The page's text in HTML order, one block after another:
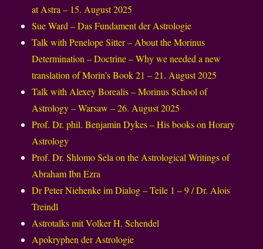
at Astra – 15. August 2025
Sue Ward – Das Fundament der Astrologie
Talk with Penelope Sitter – About the Morinus
Determination – Doctrine – Why we needed a new
translation of Morin’s Book 21 – 21. August 2025
Talk with Alexey Borealis – Morinus School of
Astrology – Warsaw – 26. August 2025
Prof. Dr. phil. Benjamin Dykes – His books on Horary
Astrology
Prof. Dr. Shlomo Sela on the Astrological Writings of
Abraham Ibn Ezra
Dr Peter Niehenke im Dialog – Teile 1 – 9 / Dr. Alois
Treindl
Astrotalks mit Volker H. Schendel
Apokryphen der Astrologie